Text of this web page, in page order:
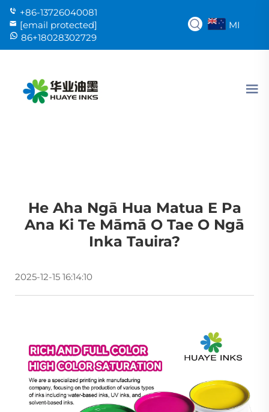
+86-13726040081
[email protected]
86+18028302729
MI
He Aha Ngā Hua Matua E Pa
Ana Ki Te Māmā O Tae O Ngā
Inka Tauira?
2025-12-15 16:14:10